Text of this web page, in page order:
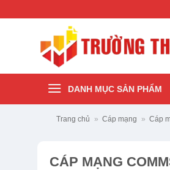
DANH MỤC SẢN PHẨM
Trang chủ » Cáp mạng » Cáp
CÁP MẠNG